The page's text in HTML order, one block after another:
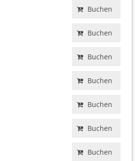
Buchen
Buchen
Buchen
Buchen
Buchen
Buchen
Buchen